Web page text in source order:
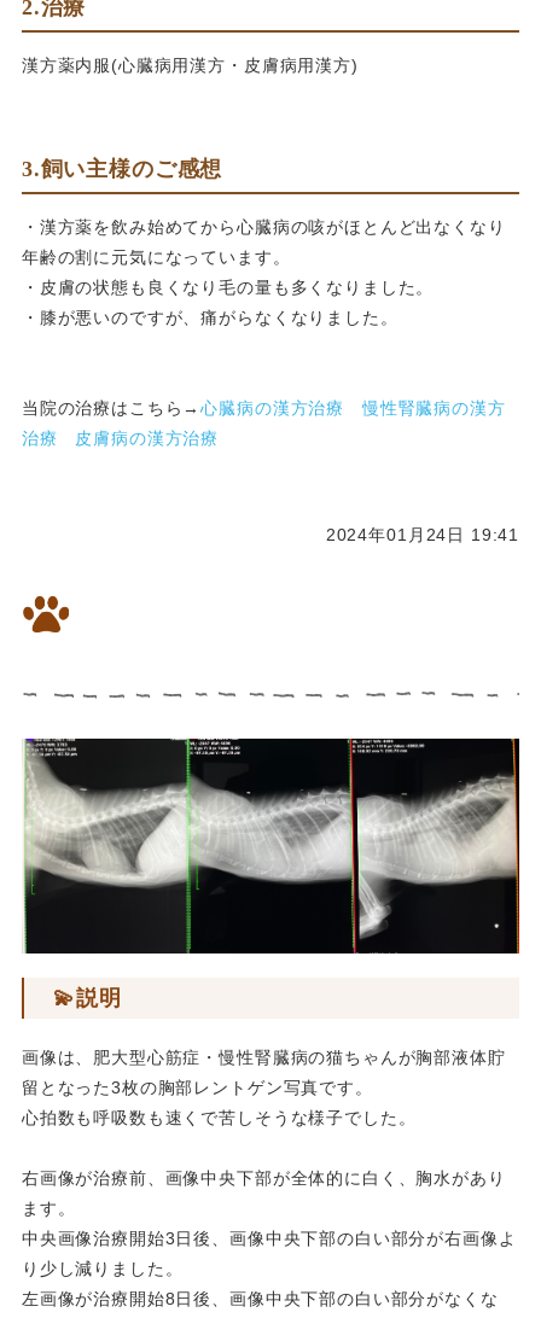
2.治療
漢方薬内服(心臓病用漢方・皮膚病用漢方)
3.飼い主様のご感想
・漢方薬を飲み始めてから心臓病の咳がほとんど出なくなり
年齢の割に元気になっています。
・皮膚の状態も良くなり毛の量も多くなりました。
・膝が悪いのですが、痛がらなくなりました。
当院の治療はこちら→心臓病の漢方治療
慢性腎臓病の漢方
治療
皮膚病の漢方治療
2024年01月24日 19:41
💫説明
画像は、肥大型心筋症・慢性腎臓病の猫ちゃんが胸部液体貯
留となった3枚の胸部レントゲン写真です。
心拍数も呼吸数も速くで苦しそうな様子でした。
右画像が治療前、画像中央下部が全体的に白く、胸水があり
ます。
中央画像治療開始3日後、画像中央下部の白い部分が右画像よ
り少し減りました。
左画像が治療開始8日後、画像中央下部の白い部分がなくな